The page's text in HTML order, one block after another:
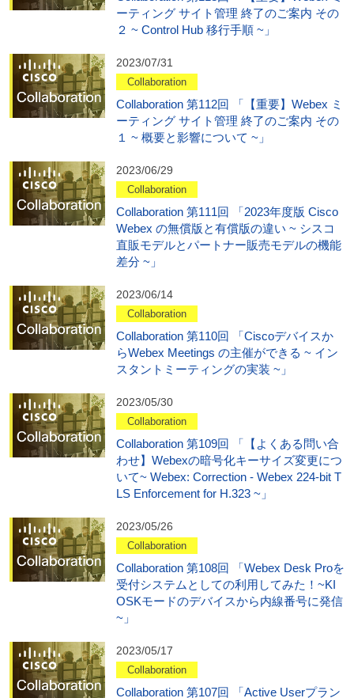
ーティング サイト管理 終了のご案内 その
２ ~ Control Hub 移行手順 ~」
2023/07/31
Collaboration
Collaboration 第112回 「【重要】Webex ミ
ーティング サイト管理 終了のご案内 その
１ ~ 概要と影響について ~」
2023/06/29
Collaboration
Collaboration 第111回 「2023年度版 Cisco
Webex の無償版と有償版の違い ~ シスコ
直販モデルとパートナー販売モデルの機能
差分 ~」
2023/06/14
Collaboration
Collaboration 第110回 「Ciscoデバイスか
らWebex Meetings の主催ができる ~ イン
スタントミーティングの実装 ~」
2023/05/30
Collaboration
Collaboration 第109回 「【よくある問い合
わせ】Webexの暗号化キーサイズ変更につ
いて~ Webex: Correction - Webex 224-bit T
LS Enforcement for H.323 ~」
2023/05/26
Collaboration
Collaboration 第108回 「Webex Desk Proを
受付システムとしての利用してみた！~KI
OSKモードのデバイスから内線番号に発信
~」
2023/05/17
Collaboration
Collaboration 第107回 「Active Userプラン